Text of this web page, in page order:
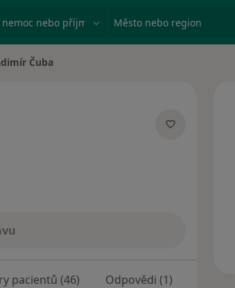
nemoc nebo příjmení Město nebo region
Čuba
pacientů (46) Odpovědi (1)